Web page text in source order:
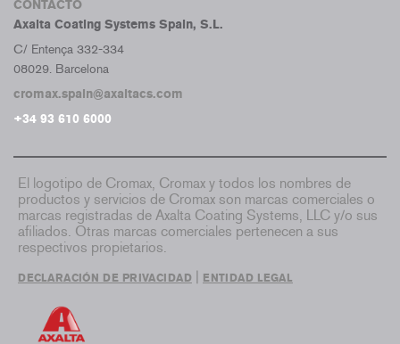
CONTACTO
Axalta Coating Systems Spain, S.L.
C/ Entença 332-334
08029. Barcelona
cromax.spain@axaltacs.com
+34 93 610 6000
El logotipo de Cromax, Cromax y todos los nombres de
productos y servicios de Cromax son marcas comerciales o
marcas registradas de Axalta Coating Systems, LLC y/o sus
afiliados. Otras marcas comerciales pertenecen a sus
respectivos propietarios.
DECLARACIÓN DE PRIVACIDAD ENTIDAD LEGAL